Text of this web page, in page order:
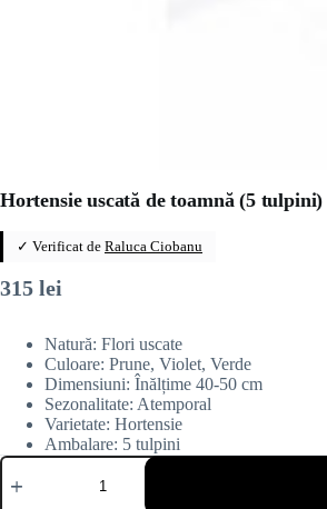
Hortensie uscată de toamnă (5 tulpini)
✓ Verificat de Raluca Ciobanu
315 lei
Natură: Flori uscate
Culoare: Prune, Violet, Verde
Dimensiuni: Înălțime 40-50 cm
Sezonalitate: Atemporal
Varietate: Hortensie
Ambalare: 5 tulpini
Cantitate
Hortensie